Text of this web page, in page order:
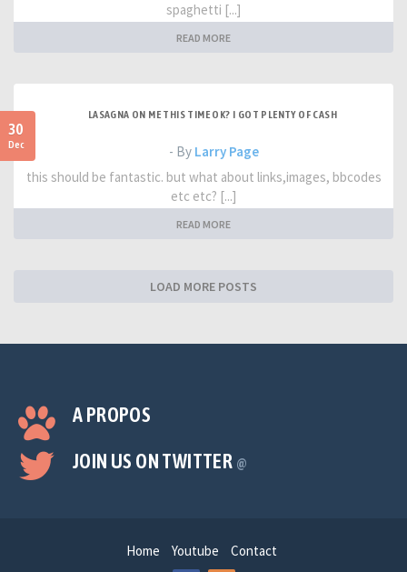
spaghetti [...]
READ MORE
30
Dec
LASAGNA ON ME THIS TIME OK? I GOT PLENTY OF CASH
- By Larry Page
this should be fantastic. but what about links,images, bbcodes
etc etc? [...]
READ MORE
LOAD MORE POSTS
A PROPOS
JOIN US ON TWITTER @
Home Youtube Contact